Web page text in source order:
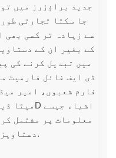
جدید براؤزرز میں
جا سکتا تجارتی
سے زیادہ تر کسی بھی
کے بغیر ان کے
میں تبدیل کرنے کی
ڈی ایف فائل فارمیٹ
فارم شعبوں، امیر
معلومات پر مشتمل
دستاویز کے حصے کے طور پر بن سکتے ہیں.